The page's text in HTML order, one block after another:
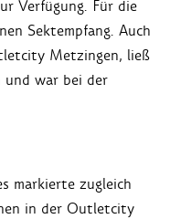
Verfügung. Für die
Sektempfang. Auch
Metzingen, ließ
war bei der
markierte zugleich
in der Outletcity